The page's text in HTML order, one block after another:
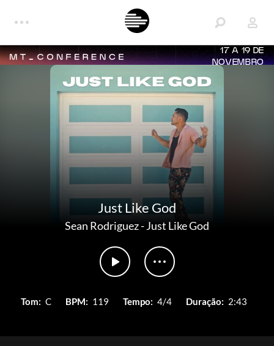
17 A 19 DE
NOVEMBRO
Just Like God
Sean Rodriguez-Just Like God
Tom: C BPM: 119 Tempo: 4/4 Duração: 2:43